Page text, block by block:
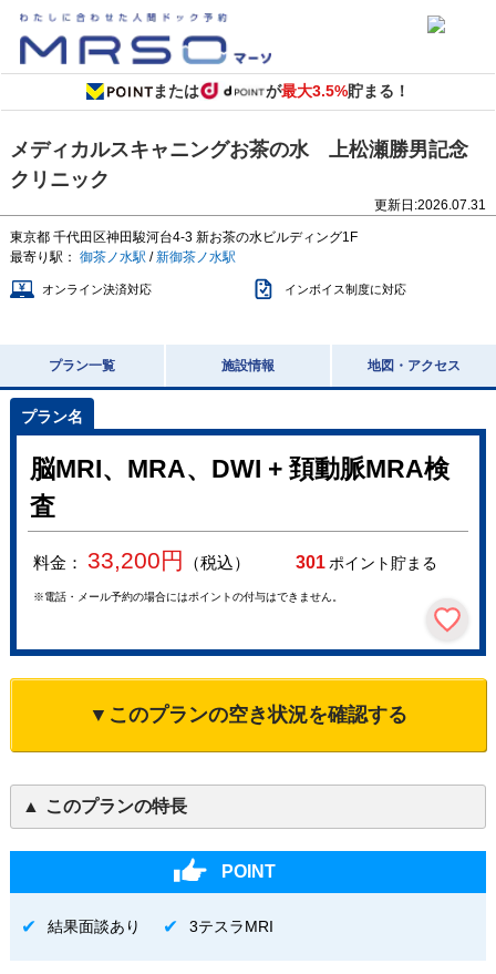
または が最大3.5%貯まる！
メディカルスキャニングお茶の水 上松瀬勝男記念
クリニック
更新日:2026.07.31
東京都 千代田区神田駿河台4-3 新お茶の水ビルディング1F
最寄り駅： 御茶ノ水駅 /新御茶ノ水駅
オンライン決済対応 インボイス制度に対応
プラン一覧 施設情報 地図・アクセス
脳MRI、MRA、DWI + 頚動脈MRA検
査
料金： 33,200円 （税込） 301ポイント貯まる
※電話・メール予約の場合にはポイントの付与はできません。
▼このプランの空き状況を確認する
このプランの特長
POINT
結果面談あり 3テスラMRI